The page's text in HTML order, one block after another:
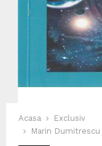
Acasa
Exclusiv
Marin